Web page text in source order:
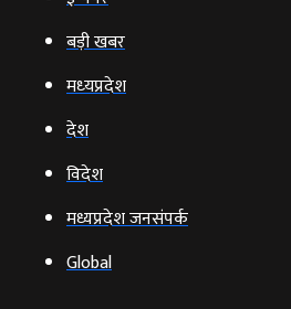
बड़ी खबर
मध्‍यप्रदेश
देश
विदेश
मध्यप्रदेश जनसंपर्क
Global